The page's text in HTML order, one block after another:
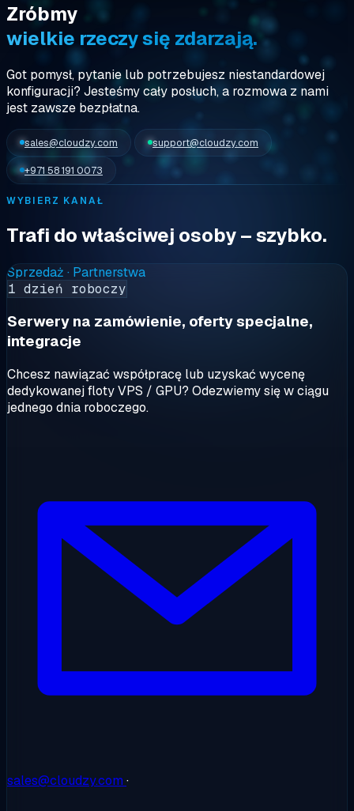
Zróbmy
wielkie rzeczy się zdarzają.
Got pomysł, pytanie lub potrzebujesz niestandardowej
konfiguracji? Jesteśmycały posłuch, a rozmowa z nami
jest zawsze bezpłatna.
sales@cloudzy.com support@cloudzy.com
+971 58 191 0073
WYBIERZ KANAŁ
Trafi do właściwej osoby – szybko.
Sprzedaż · Partnerstwa
1 dzień roboczy
Serwery na zamówienie, oferty specjalne,
integracje
Chcesz nawiązać współpracę lub uzyskać wycenę
dedykowanej floty VPS / GPU? Odezwiemy się w ciągu
jednego dnia roboczego.
sales@cloudzy.com ·